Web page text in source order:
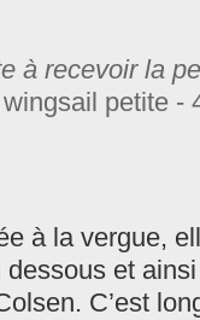
à recevoir la
petite -
à la vergue,
dessous et
C’est